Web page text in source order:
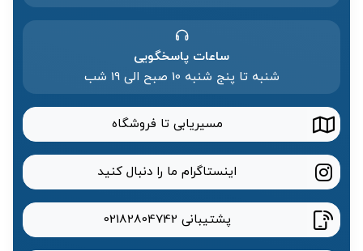
ساعات پاسخگویی
شنبه تا پنج شنبه 10 صبح الی 19 شب
مسیریابی تا فروشگاه
اینستاگرام ما را دنبال کنید
پشتیبانی 02182804742